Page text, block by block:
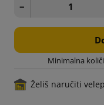
−
Minimalna
Želiš naručiti